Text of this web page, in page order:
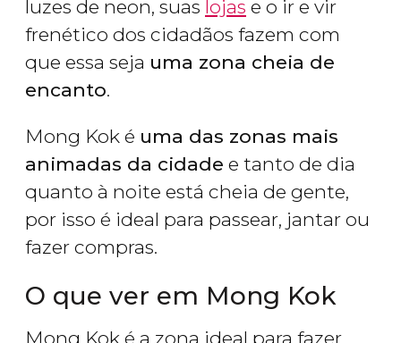
luzes de neon, suas lojas e o ir e vir
frenético dos cidadãos fazem com
que essa seja uma zona cheia de
encanto.
Mong Kok é uma das zonas mais
animadas da cidade e tanto de dia
quanto à noite está cheia de gente,
por isso é ideal para passear, jantar ou
fazer compras.
O que ver em Mong Kok
Mong Kok é a zona ideal para fazer